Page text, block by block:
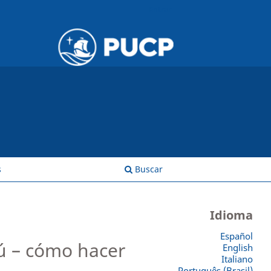
Buscar
– cómo hacer
Idioma
Español
English
Italiano